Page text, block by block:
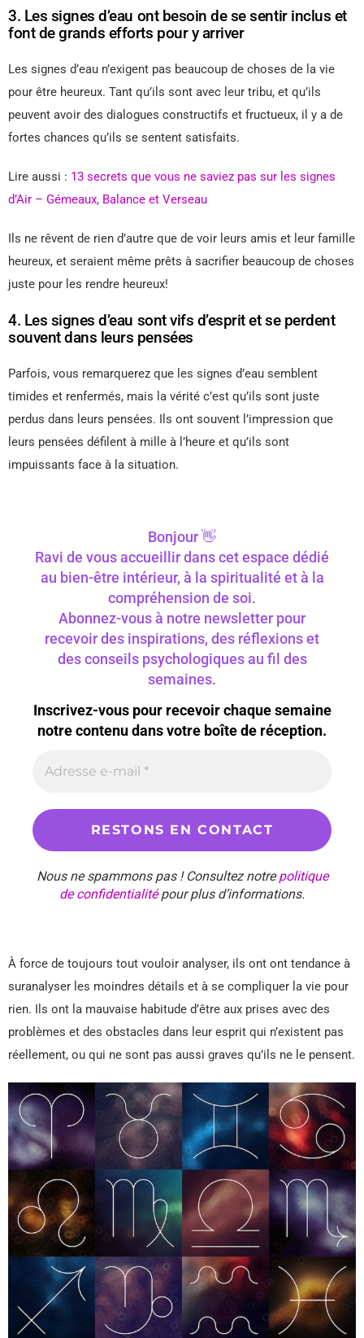
3. Les signes d’eau ont besoin de se sentir inclus et
font de grands efforts pour y arriver
Les signes d’eau n’exigent pas beaucoup de choses de la vie
pour être heureux. Tant qu’ils sont avec leur tribu, et qu’ils
peuvent avoir des dialogues constructifs et fructueux, il y a de
fortes chances qu’ils se sentent satisfaits.
Lire aussi : 13 secrets que vous ne saviez pas sur les signes
d’Air – Gémeaux, Balance et Verseau
Ils ne rêvent de rien d’autre que de voir leurs amis et leur famille
heureux, et seraient même prêts à sacrifier beaucoup de choses
juste pour les rendre heureux!
4. Les signes d’eau sont vifs d’esprit et se perdent
souvent dans leurs pensées
Parfois, vous remarquerez que les signes d’eau semblent
timides et renfermés, mais la vérité c’est qu’ils sont juste
perdus dans leurs pensées. Ils ont souvent l’impression que
leurs pensées défilent à mille à l’heure et qu’ils sont
impuissants face à la situation.
Bonjour 👋
Ravi de vous accueillir dans cet espace dédié
au bien-être intérieur, à la spiritualité et à la
compréhension de soi.
Abonnez-vous à notre newsletter pour
recevoir des inspirations, des réflexions et
des conseils psychologiques au fil des
semaines.
Inscrivez-vous pour recevoir chaque semaine
notre contenu dans votre boîte de réception.
Nous ne spammons pas ! Consultez notrepolitique
de confidentialitépour plus d’informations.
À force de toujours tout vouloir analyser, ils ont ont tendance à
suranalyser les moindres détails et à se compliquer la vie pour
rien. Ils ont la mauvaise habitude d’être aux prises avec des
problèmes et des obstacles dans leur esprit qui n’existent pas
réellement, ou qui ne sont pas aussi graves qu’ils ne le pensent.